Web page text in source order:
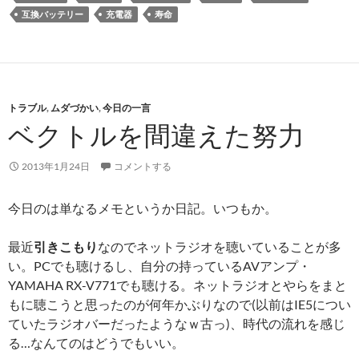
互換バッテリー
充電器 寿命
トラブル,ムダづかい,今日の一言
ベクトルを間違えた努力
2013年1月24日 コメントする
今日のは単なるメモというか日記。いつもか。
最近引きこもり なのでネットラジオを聴いていることが多
い。PCでも聴けるし、自分の持っているAVアンプ・
YAMAHA RX-V771でも聴ける。ネットラジオとやらをまと
もに聴こうと思ったのが何年かぶりなので(以前はIE5につい
ていたラジオバーだったようなｗ古っ)、時代の流れを感じ
る…なんてのはどうでもいい。